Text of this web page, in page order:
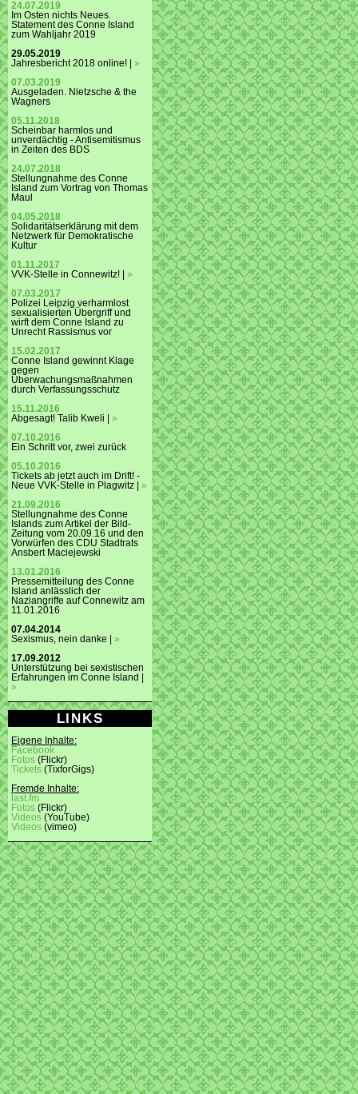
24.07.2019
Im Osten nichts Neues.
Statement des Conne Island
zum Wahljahr 2019
29.05.2019
Jahresbericht 2018 online! | »
07.03.2019
Ausgeladen. Nietzsche & the
Wagners
05.11.2018
Scheinbar harmlos und
unverdächtig - Antisemitismus
in Zeiten des BDS
24.07.2018
Stellungnahme des Conne
Island zum Vortrag von Thomas
Maul
04.05.2018
Solidaritätserklärung mit dem
Netzwerk für Demokratische
Kultur
01.11.2017
VVK-Stelle in Connewitz! | »
07.03.2017
Polizei Leipzig verharmlost
sexualisierten Übergriff und
wirft dem Conne Island zu
Unrecht Rassismus vor
15.02.2017
Conne Island gewinnt Klage
gegen
Überwachungsmaßnahmen
durch Verfassungsschutz
15.11.2016
Abgesagt! Talib Kweli | »
07.10.2016
Ein Schritt vor, zwei zurück
05.10.2016
Tickets ab jetzt auch im Drift! -
Neue VVK-Stelle in Plagwitz | »
21.09.2016
Stellungnahme des Conne
Islands zum Artikel der Bild-
Zeitung vom 20.09.16 und den
Vorwürfen des CDU Stadtrats
Ansbert Maciejewski
13.01.2016
Pressemitteilung des Conne
Island anlässlich der
Naziangriffe auf Connewitz am
11.01.2016
07.04.2014
Sexismus, nein danke | »
17.09.2012
Unterstützung bei sexistischen
Erfahrungen im Conne Island |
»
LINKS
Eigene Inhalte:
Facebook
Fotos (Flickr)
Tickets (TixforGigs)
Fremde Inhalte:
last.fm
Fotos (Flickr)
Videos (YouTube)
Videos (vimeo)